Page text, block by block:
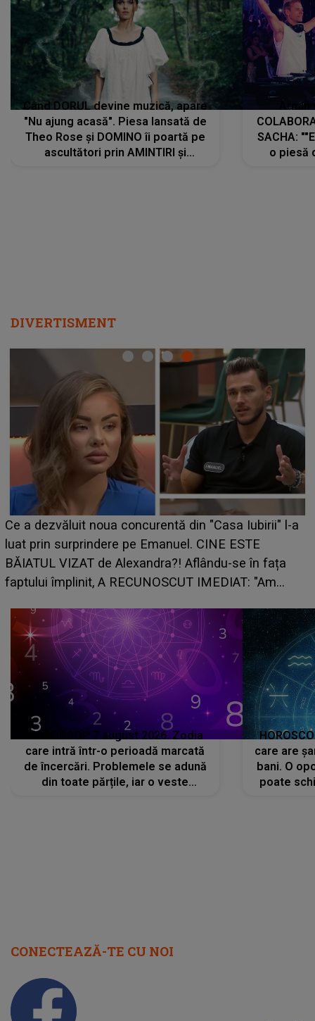
Când DORUL devine muzică, apare
"Nu ajung acasă". Piesa lansată de
Theo Rose și DOMINO îi poartă pe
ascultători prin AMINTIRI și
SACHA:
o piesă
DIVERTISMENT
Ce a dezvăluit noua concurentă din "Casa Iubirii" l-a
luat prin surprindere pe Emanuel. CINE ESTE
BĂIATUL VIZAT de Alexandra?! Aflându-se în fața
faptului împlinit, A RECUNOSCUT IMEDIAT: "Am
HOROSCOP 7 august 2026. Zodia
care intră într-o perioadă marcată
de încercări. Problemele se adună
din toate părțile, iar o veste
care are
bani. O
poate
CONECTEAZĂ-TE CU NOI